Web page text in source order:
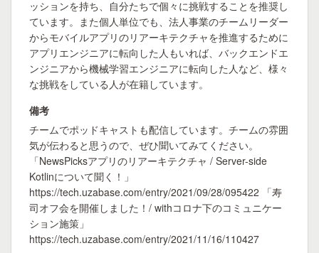
ッションを持ち、自分たちで個々に挑戦することを推奨し
ています。また個人単位でも、法人事業のチームリーダー
からモバイルアプリのリアーキテクチャを推進するために
アプリエンジニアに転向した人もいれば、バックエンドエ
ンジニアから機械学習エンジニアに転向した人など、様々
な挑戦をしている人が在籍しています。
備考
チームでポッドキャストも配信しています。チームの雰囲
気が伝わると思うので、ぜひ聞いてみてください。
「NewsPicksアプリのリアーキテクチャ / Server-side
Kotlinについて聞く！」
https://tech.uzabase.com/entry/2021/09/28/095422 「寿
司オフ会を開催しました！/ withコロナ下のコミュニケー
ション施策」
https://tech.uzabase.com/entry/2021/11/16/110427